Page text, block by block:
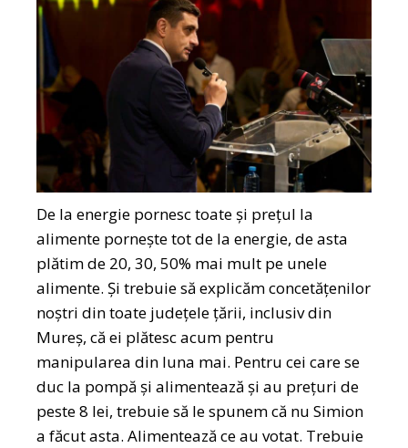
De la energie pornesc toate și prețul la
alimente pornește tot de la energie, de asta
plătim de 20, 30, 50% mai mult pe unele
alimente. Și trebuie să explicăm concetățenilor
noștri din toate județele țării, inclusiv din
Mureș, că ei plătesc acum pentru
manipularea din luna mai. Pentru cei care se
duc la pompă și alimentează și au prețuri de
peste 8 lei, trebuie să le spunem că nu Simion
a făcut asta. Alimentează ce au votat. Trebuie